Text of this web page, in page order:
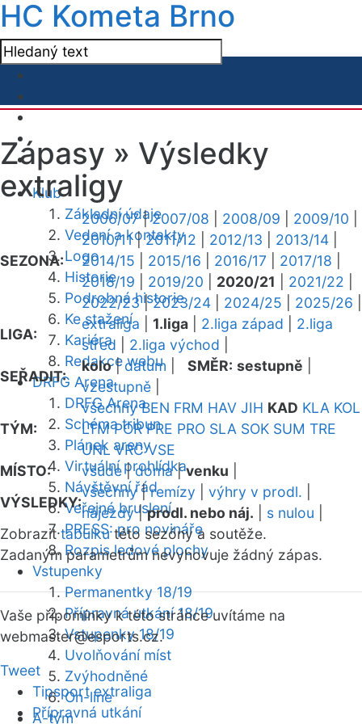
HC Kometa Brno
Klub
Základní údaje
Vedení a kontakty
Logo
Historie
Podrobná historie
Ke stažení
Kariéra
Redakce webu
DRFG Arena
DRFG Arena
Schéma tribun
Plánek areny
Virtuální prohlídka
Návštěvní řád
Veřejné bruslení
PRESS: pro novináře
Rozpis ledové plochy
Vstupenky
Permanentky 18/19
Přípravná utkání 18/19
Vstupenky 18/19
Uvolňování míst
Zvýhodněné
On-line
A-tým
Zápasy » Výsledky
extraligy
SEZONA:
2006/07|2007/08 2008/09 2009/10
2010/11|2011/12 2012/13 2013/14
2014/15
2015/16 2016/17 2017/18
2018/19
2019/20 2020/21 2021/22
2022/23|2023/24 2024/25 2025/26
LIGA:
extraliga 1.liga 2.liga západ
2.liga
střed
2.liga východ
SEŘADIT:
kolo|datum SMĚR: sestupně
vzestupně
TÝM:
všechny BEN FRM HAV JIH KAD KLA KOL
LTM POR PRE PRO SLA SOK SUM TRE
UNL VRC VSE
MÍSTO:
všude|doma|venku
VÝSLEDKY:
všechny|remízy výhry v prodl.
nájezdy|prodl. nebo náj. s nulou
Zobrazittabulkutéto sezóny a soutěže.
Zadaným parametrům nevyhovuje žádný zápas.
Vaše připomínky k této stránce uvítáme na
webmaster@esports.cz.
Tweet
Tipsport extraliga
Přípravná utkání